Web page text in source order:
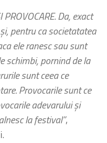
PROVOCARE. Da, exact
pentru ca societatatea
ele ranesc sau sunt
schimbi, pornind de la
sunt ceea ce
Provocarile sunt ce
adevarului şi
la festival”,